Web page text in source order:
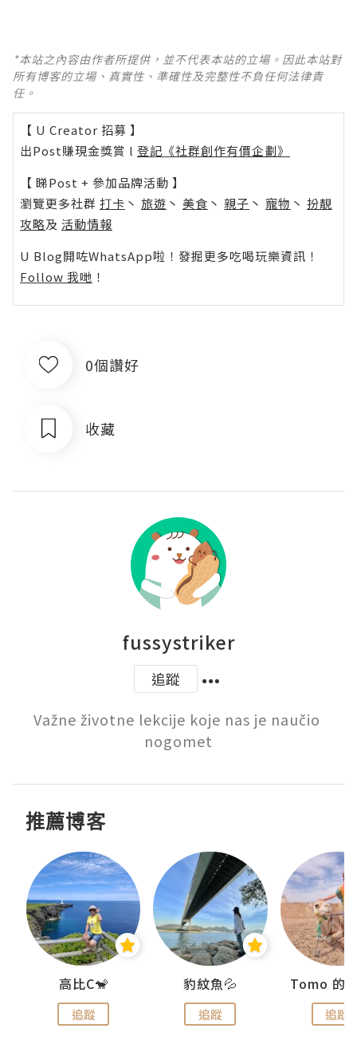
*本站之內容由作者所提供，並不代表本站的立場。因此本站對
所有博客的立場、真實性、準確性及完整性不負任何法律責
任。
【 U Creator 招募 】
出Post賺現金獎賞 l 登記《社群創作有價企劃》
【 睇Post + 參加品牌活動 】
瀏覽更多社群 打卡 丶 旅遊 丶 美食 丶 親子 丶 寵物 丶 扮靚
攻略及 活動情報
U Blog開咗WhatsApp啦！發掘更多吃喝玩樂資訊！
Follow 我哋 ！
0個讚好
收藏
fussystriker
追蹤
Važne životne lekcije koje nas je naučio
nogomet
推薦博客
高比C🐒
追蹤
豹紋魚💦
追蹤 追蹤